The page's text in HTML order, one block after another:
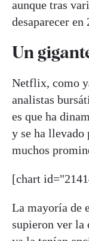
aunque tras
desaparecer en
Un
Netflix, como
analistas
es que ha
y se ha llevado
muchos
[chart
La mayoría de
supieron ver la